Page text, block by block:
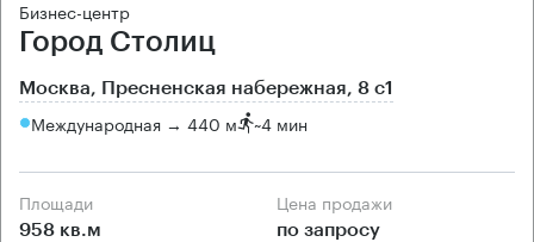
Бизнес-центр
Город Столиц
Москва, Пресненская набережная, 8 с1
Международная → 440 м ~4 мин
Площади
958 кв.м
Цена продажи
по запросу